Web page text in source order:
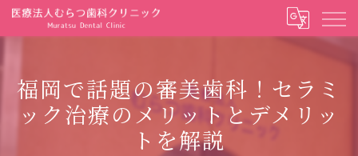
福岡で話題の審美歯科！セラミ
ック治療のメリットとデメリッ
トを解説